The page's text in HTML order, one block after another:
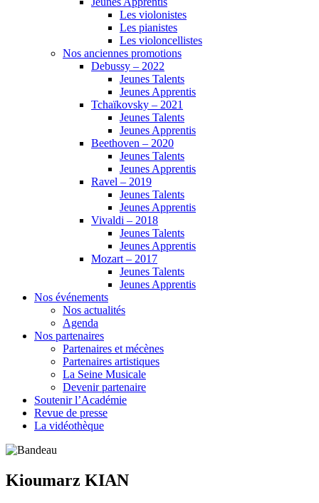
Les violonistes
Les pianistes
Les violoncellistes
Nos anciennes promotions
Debussy – 2022
Jeunes Talents
Jeunes Apprentis
Tchaïkovsky – 2021
Jeunes Talents
Jeunes Apprentis
Beethoven – 2020
Jeunes Talents
Jeunes Apprentis
Ravel – 2019
Jeunes Talents
Jeunes Apprentis
Vivaldi – 2018
Jeunes Talents
Jeunes Apprentis
Mozart – 2017
Jeunes Talents
Jeunes Apprentis
Nos événements
Nos actualités
Agenda
Nos partenaires
Partenaires et mécènes
Partenaires artistiques
La Seine Musicale
Devenir partenaire
Soutenir l’Académie
Revue de presse
La vidéothèque
Kioumarz KIAN